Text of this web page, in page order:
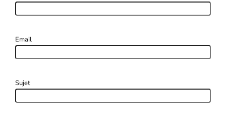
Email
Sujet